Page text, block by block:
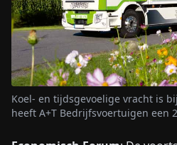
Koel- en tijdsgevoelige vracht is
heeft A+T Bedrijfsvoertuigen een